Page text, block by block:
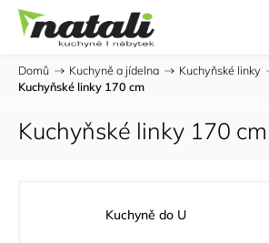
Domů / Kuchyně a jídelna / Kuchyňské linky /
Kuchyňské linky 170 cm
Kuchyňské linky 170 cm
Kuchyně do U